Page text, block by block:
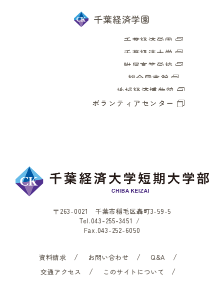
千葉経済学園
千葉経済学園
千葉経済大学
附属高等学校
総合図書館
地域経済博物館
ボランティアセンター
〒263-0021 千葉市稲毛区轟町3-59-5
Tel.043-255-3451 /
Fax.043-252-6050
資料請求 お問い合わせ
Q&A
交通アクセス
このサイトについて